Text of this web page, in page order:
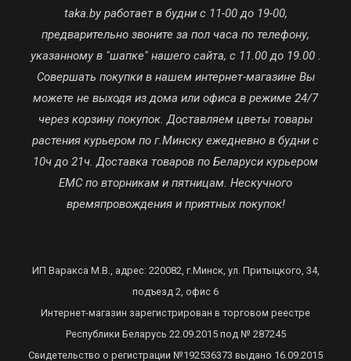
taka.by работает в будни с 11-00 до 19-00,
предварительно звоните за пол часа по телефону,
указанному в "шапке" нашего сайта, с 11.00 до 19.00 .
Совершать покупки в нашем интернет-магазине Вы
можете не выходя из дома или офиса в режиме 24/7
через корзину покупок. Доставляем цветы товары
растения курьером по г.Минску ежедневно в будни с
10ч до 21ч. Доставка товаров по Беларуси курьером
ЕМС по вторникам и пятницам. Нескучного
времяпровождения и приятных покупок!
ИП Варакса М.В., адрес: 220082, г.Минск, ул. Притыцкого, 34,
подъезд 2, офис 6
Интернет-магазин зарегистрирован в торговом реестре
Республики Беларусь 22.09.2015 под № 287245
Свидетельство о регистрации №192536373 выдано 16.09.2015